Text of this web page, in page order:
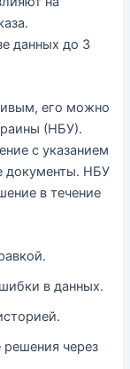
данных до 3
его можно
(НБУ).
с указанием
документы. НБУ
в течение
в данных.
решения через